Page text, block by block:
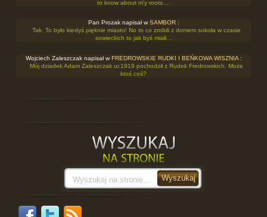
to know about m'y roots.…
Pan Prozak napisał w SAMBOR:
Tak. To było kiedyś pięknie miasto! No to co zrobili z domem sokoła w czasie
sowieckich to jak byś miałi…
Wojciech Zaleszczak napisał w FREDROWSKIE RUDKI I BEŃKOWA WISZNIA:
Mój dziadek Adam Zaleszczak ur.1919 pochodził z Rudek Fredrowskich. Może
ktoś coś?